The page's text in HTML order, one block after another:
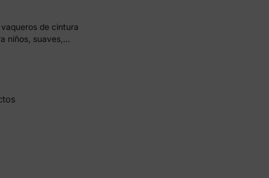
vaqueros de cintura
niños, suaves,
azul claro
y
15%